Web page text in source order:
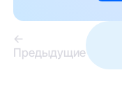
←
Предыдущие